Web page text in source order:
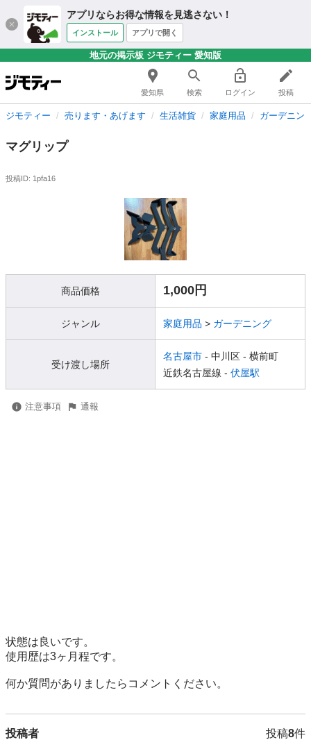
アプリならお得な情報を見逃さない！
インストール アプリで開く
地元の掲示板 ジモティー 愛知版
愛知県 検索 ログイン 投稿
ジモティー 売ります・あげます 生活雑貨 家庭用品 ガーデニン
マグリップ
投稿ID: 1pfa16
商品価格 1,000円
ジャンル 家庭用品 > ガーデニング
受け渡し場所
名古屋市 - 中川区 - 横前町
近鉄名古屋線 - 伏屋駅
注意事項 通報
状態は良いです。
使用歴は3ヶ月程です。
何か質問がありましたらコメントください。
投稿者 投稿8件